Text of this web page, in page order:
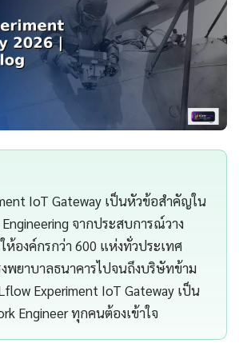
IoT Gateway เป็นหัวข้อสำคัญใน
จากประสบการณ์วาง
ห้องค์กรกว่า 600 แห่งทั่วประเทศ
งพยาบาลธนาคารไปจนถึงบริษัทข้าม
Experiment IoT Gateway เป็น
Engineer ทุกคนต้องเข้าใจ